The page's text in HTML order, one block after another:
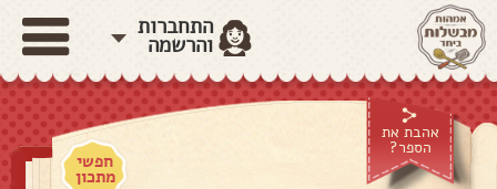
התחברות
והרשמה
אהבת את
הספר?
חפשי
מתכון